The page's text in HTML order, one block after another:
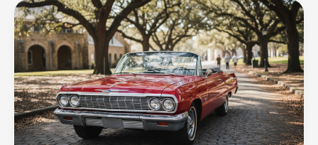
Chevrolet
Impala
:
l’icône
intemporelle
qui
traverse
les
générations